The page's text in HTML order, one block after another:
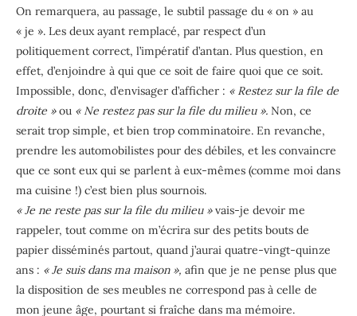
On remarquera, au passage, le subtil passage du « on » au
« je ». Les deux ayant remplacé, par respect d’un
politiquement correct, l’impératif d’antan. Plus question, en
effet, d’enjoindre à qui que ce soit de faire quoi que ce soit.
Impossible, donc, d’envisager d’afficher : « Restez sur la file de
droite »ou « Ne restez pas sur la file du milieu ». Non, ce
serait trop simple, et bien trop comminatoire. En revanche,
prendre les automobilistes pour des débiles, et les convaincre
que ce sont eux qui se parlent à eux-mêmes (comme moi dans
ma cuisine !) c’est bien plus sournois.
« Je ne reste pas sur la file du milieu »vais-je devoir me
rappeler, tout comme on m’écrira sur des petits bouts de
papier disséminés partout, quand j’aurai quatre-vingt-quinze
ans : « Je suis dans ma maison », afin que je ne pense plus que
la disposition de ses meubles ne correspond pas à celle de
mon jeune âge, pourtant si fraîche dans ma mémoire.